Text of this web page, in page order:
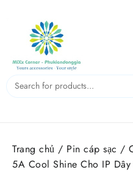
content
Trang chủ / Pin cáp sạc /
5A Cool Shine Cho IP